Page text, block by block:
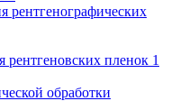
рентгенографических
пленок 1
обработки